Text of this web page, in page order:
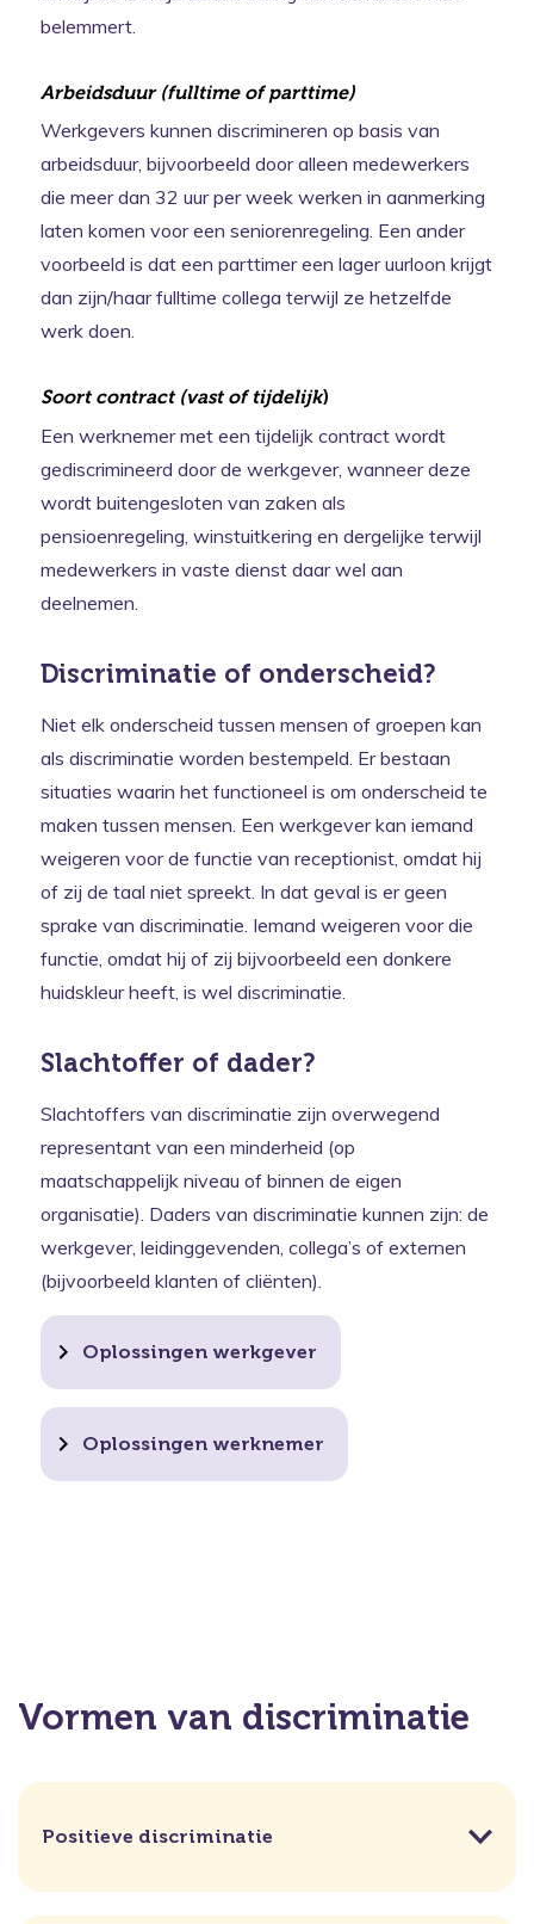
belemmert.
Arbeidsduur (fulltime of parttime)
Werkgevers kunnen discrimineren op basis van
arbeidsduur, bijvoorbeeld door alleen medewerkers
die meer dan 32 uur per week werken in aanmerking
laten komen voor een seniorenregeling. Een ander
voorbeeld is dat een parttimer een lager uurloon krijgt
dan zijn/haar fulltime collega terwijl ze hetzelfde
werk doen.
Soort contract (vast of tijdelijk)
Een werknemer met een tijdelijk contract wordt
gediscrimineerd door de werkgever, wanneer deze
wordt buitengesloten van zaken als
pensioenregeling, winstuitkering en dergelijke terwijl
medewerkers in vaste dienst daar wel aan
deelnemen.
Discriminatie of onderscheid?
Niet elk onderscheid tussen mensen of groepen kan
als discriminatie worden bestempeld. Er bestaan
situaties waarin het functioneel is om onderscheid te
maken tussen mensen. Een werkgever kan iemand
weigeren voor de functie van receptionist, omdat hij
of zij de taal niet spreekt. In dat geval is er geen
sprake van discriminatie. Iemand weigeren voor die
functie, omdat hij of zij bijvoorbeeld een donkere
huidskleur heeft, is wel discriminatie.
Slachtoffer of dader?
Slachtoffers van discriminatie zijn overwegend
representant van een minderheid (op
maatschappelijk niveau of binnen de eigen
organisatie). Daders van discriminatie kunnen zijn: de
werkgever, leidinggevenden, collega’s of externen
(bijvoorbeeld klanten of cliënten).
Oplossingen werkgever
Oplossingen werknemer
Vormen van discriminatie
Positieve discriminatie